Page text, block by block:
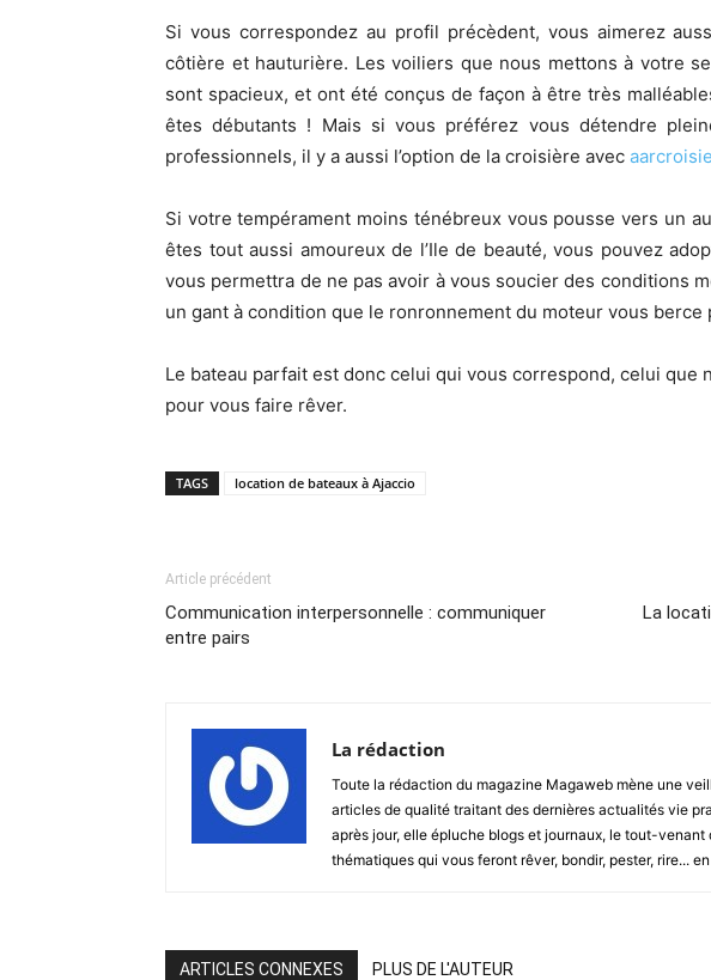
Si vous correspondez au profil précèdent, vous aimerez
côtière et hauturière. Les voiliers que nous mettons à votre
sont spacieux, et ont été conçus de façon à être très
êtes débutants ! Mais si vous préférez vous détendre
professionnels, il y a aussi l’option de la croisière avec
Si votre tempérament moins ténébreux vous pousse vers un
êtes tout aussi amoureux de l’Ile de beauté, vous pouvez
vous permettra de ne pas avoir à vous soucier des conditions
un gant à condition que le ronronnement du moteur vous berce
Le bateau parfait est donc celui qui vous correspond, celui
pour vous faire rêver.
TAGS location de bateaux à Ajaccio
Article précédent
Communication interpersonnelle : communiquer
entre pairs
La
La rédaction
Toute la rédaction du magazine Magaweb mène une
articles de qualité traitant des dernières actualités vie
après jour, elle épluche blogs et journaux, le tout-venant
thématiques qui vous feront rêver, bondir, pester, rire...
ARTICLES CONNEXES PLUS DE L'AUTEUR